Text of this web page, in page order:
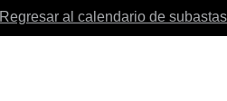
Regresar al calendario de subastas